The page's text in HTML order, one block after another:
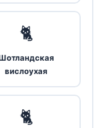
🐈
вислоухая
🐈